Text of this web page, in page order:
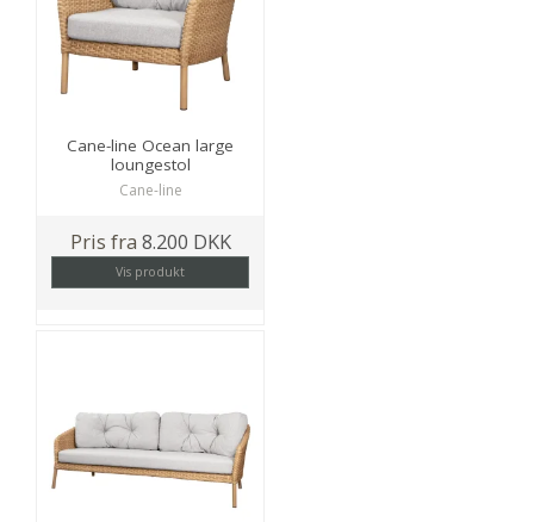
Cane-line Ocean large
loungestol
Cane-line
Pris fra 8.200 DKK
Vis produkt